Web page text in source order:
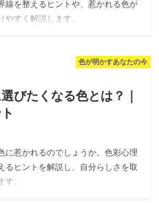
線を整えるヒントや、惹かれる色が
すく解説します。
色が明かすあなたの今
びたくなる色とは？｜
に惹かれるのでしょうか。色彩心理
るヒントを解説し、自分らしさを取
。